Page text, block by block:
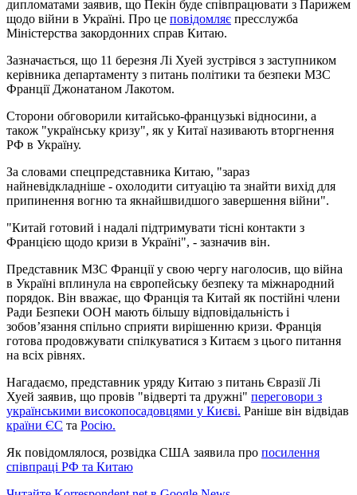
дипломатами заявив, що Пекін буде співпрацювати з Парижем
щодо війни в Україні. Про це повідомляє пресслужба
Міністерства закордонних справ Китаю.
Зазначається, що 11 березня Лі Хуей зустрівся з заступником
керівника департаменту з питань політики та безпеки МЗС
Франції Джонатаном Лакотом.
Сторони обговорили китайсько-французькі відносини, а
також "українську кризу", як у Китаї називають вторгнення
РФ в Україну.
За словами спецпредставника Китаю, "зараз
найневідкладніше - охолодити ситуацію та знайти вихід для
припинення вогню та якнайшвидшого завершення війни".
"Китай готовий і надалі підтримувати тісні контакти з
Францією щодо кризи в Україні", - зазначив він.
Представник МЗС Франції у свою чергу наголосив, що війна
в Україні вплинула на європейську безпеку та міжнародний
порядок. Він вважає, що Франція та Китай як постійні члени
Ради Безпеки ООН мають більшу відповідальність і
зобов’язання спільно сприяти вирішенню кризи. Франція
готова продовжувати спілкуватися з Китаєм з цього питання
на всіх рівнях.
Нагадаємо, представник уряду Китаю з питань Євразії Лі
Хуей заявив, що провів "відверті та дружні" переговори з
українськими високопосадовцями у Києві. Раніше він відвідав
країни ЄС та Росію.
Як повідомлялося, розвідка США заявила про посилення
співпраці РФ та Китаю